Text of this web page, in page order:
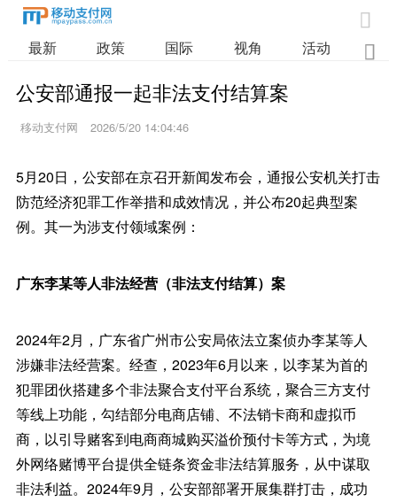

最新 政策 国际 视角 活动 业

公安部通报一起非法支付结算案
移动支付网 2026/5/20 14:04:46
5月20日，公安部在京召开新闻发布会，通报公安机关打击
防范经济犯罪工作举措和成效情况，并公布20起典型案
例。其一为涉支付领域案例：
广东李某等人非法经营（非法支付结算）案
2024年2月，广东省广州市公安局依法立案侦办李某等人
涉嫌非法经营案。经查，2023年6月以来，以李某为首的
犯罪团伙搭建多个非法聚合支付平台系统，聚合三方支付
等线上功能，勾结部分电商店铺、不法销卡商和虚拟币
商，以引导赌客到电商商城购买溢价预付卡等方式，为境
外网络赌博平台提供全链条资金非法结算服务，从中谋取
非法利益。2024年9月，公安部部署开展集群打击，成功